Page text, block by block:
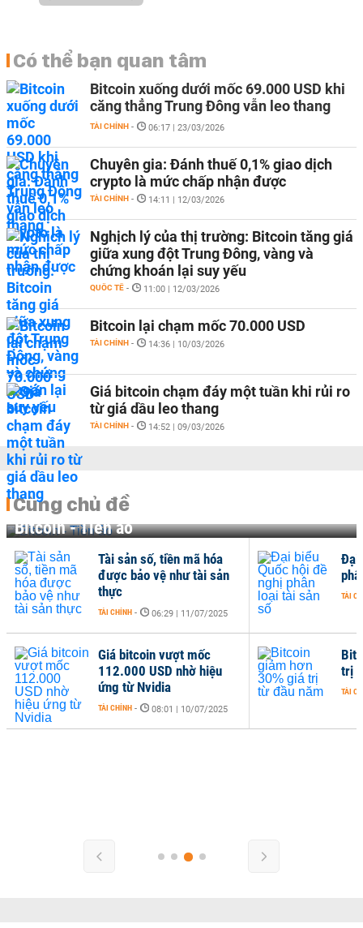
Có thể bạn quan tâm
Bitcoin xuống dưới mốc 69.000 USD khi
căng thẳng Trung Đông vẫn leo thang
TÀI CHÍNH - 06:17 | 23/03/2026
Chuyên gia: Đánh thuế 0,1% giao dịch
crypto là mức chấp nhận được
TÀI CHÍNH - 14:11 | 12/03/2026
Nghịch lý của thị trường: Bitcoin tăng giá
giữa xung đột Trung Đông, vàng và
chứng khoán lại suy yếu
QUỐC TẾ - 11:00 | 12/03/2026
Bitcoin lại chạm mốc 70.000 USD
TÀI CHÍNH - 14:36 | 10/03/2026
Giá bitcoin chạm đáy một tuần khi rủi ro
từ giá dầu leo thang
TÀI CHÍNH - 14:52 | 09/03/2026
Cùng chủ đề
Bitcoin - Tiền ảo
trị
TÀI
Tài sản số, tiền mã hóa
được bảo vệ như tài sản
thực
TÀI CHÍNH - 06:29 | 11/07/2025
Giá bitcoin vượt mốc
112.000 USD nhờ hiệu
ứng từ Nvidia
TÀI CHÍNH - 08:01 | 10/07/2025
Đại
TÀI